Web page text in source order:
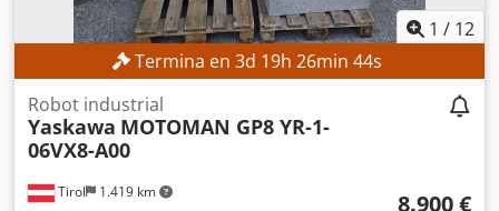
1 / 12
Termina en 3d 19h 26min 42s
Tirol 1.419 km
Robot industrial
Yaskawa MOTOMAN GP8 YR-1-
06VX8-A00
8.900 €